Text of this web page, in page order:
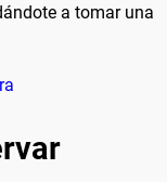
a tomar una